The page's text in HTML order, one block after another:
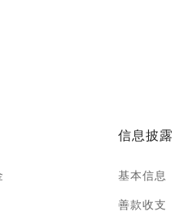
信息披露
基本信息
善款收支